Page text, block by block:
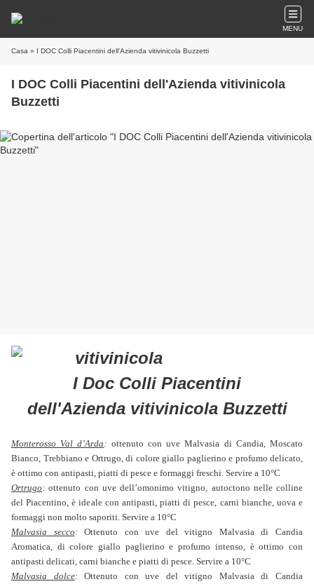
MENU
Casa » I DOC Colli Piacentini dell'Azienda vitivinicola Buzzetti
I DOC Colli Piacentini dell'Azienda vitivinicola
Buzzetti
I Doc Colli Piacentini
dell'Azienda vitivinicola Buzzetti
Monterosso Val d’Arda: ottenuto con uve Malvasia di Candia, Moscato
Bianco, Trebbiano e Ortrugo, di colore giallo paglierino e profumo delicato,
è ottimo con antipasti, piatti di pesce e formaggi freschi. Servire a 10°C
Ortrugo: ottenuto con uve dell’omonimo vitigno, autoctono nelle colline
del Piacentino, è ideale con antipasti, piatti di pesce, carni bianche, uova e
formaggi non molto saporiti. Servire a 10°C
Malvasia secco:
Ottenuto con uve del vitigno Malvasia di Candia
Aromatica, di colore giallo paglierino e profumo intenso, è ottimo con
antipasti delicati, carni bianche e piatti di pesce. Servire a 10°C
Malvasia dolce:
Ottenuto con uve del vitigno Malvasia di Candia